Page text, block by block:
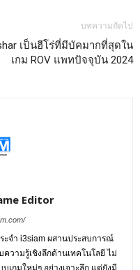
บทความถัดไป
เป็นฮีโร่ที่มีบัคมากที่สุดใน
เกม ROV แพทปัจจุบัน 2024
Editor
ะจำ i3siam ผสานประสบการณ์
วามรู้เชิงลึกด้านเทคโนโลยี ไม่
เกมใหม่ๆ อย่างเจาะลึก แต่ยังมี